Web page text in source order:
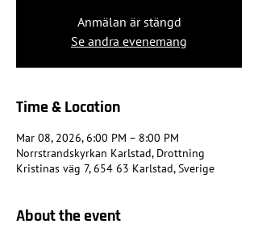
Anmälan är stängd
Se andra evenemang
Time & Location
Mar 08, 2026, 6:00 PM – 8:00 PM
Norrstrandskyrkan Karlstad, Drottning
Kristinas väg 7, 654 63 Karlstad, Sverige
About the event